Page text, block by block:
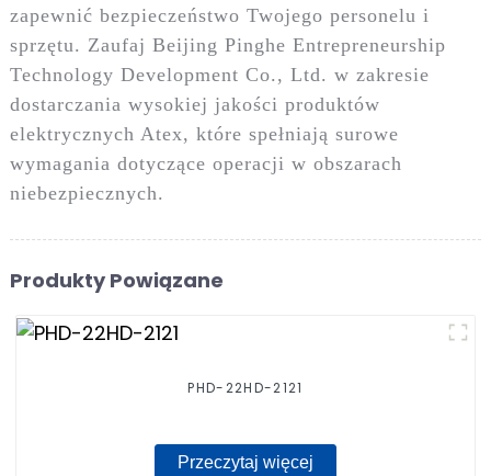
zapewnić bezpieczeństwo Twojego personelu i
sprzętu. Zaufaj Beijing Pinghe Entrepreneurship
Technology Development Co., Ltd. w zakresie
dostarczania wysokiej jakości produktów
elektrycznych Atex, które spełniają surowe
wymagania dotyczące operacji w obszarach
niebezpiecznych.
Produkty Powiązane
PHD-22HD-2121
Przeczytaj więcej